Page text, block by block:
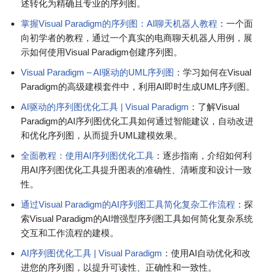
述转化为精确且专业的序列图。
掌握Visual Paradigm的序列图：AI聊天机器人教程 ：一个面
向初学者的教程，通过一个真实的电商聊天机器人用例，展
示如何使用Visual Paradigm创建序列图。
Visual Paradigm – AI驱动的UML序列图 ：学习如何在Visual
Paradigm的高级建模套件中，利用AI即时生成UML序列图。
AI驱动的序列图优化工具 | Visual Paradigm ：了解Visual
Paradigm的AI序列图优化工具如何通过智能建议，自动改进
和优化序列图，从而提升UML建模效果。
全面教程：使用AI序列图优化工具 ：逐步指南，介绍如何利
用AI序列图优化工具提升图表的准确性、清晰度和设计一致
性。
通过Visual Paradigm的AI序列图工具简化复杂工作流程 ：探
索Visual Paradigm的AI增强型序列图工具如何简化复杂系统
交互和工作流程的建模。
AI序列图优化工具 | Visual Paradigm ：使用AI自动优化和改
进您的序列图，以提升可读性、正确性和一致性。